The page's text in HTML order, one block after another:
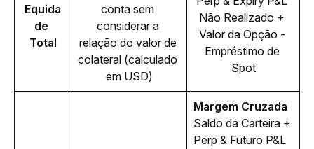
Equida
de
Total
conta sem
considerar a
relação do valor de
colateral (calculado
em USD)
Não Realizado +
Valor da Opção -
Empréstimo de
Spot
Margem Cruzada
Saldo da Carteira +
Perp & Futuro P&L